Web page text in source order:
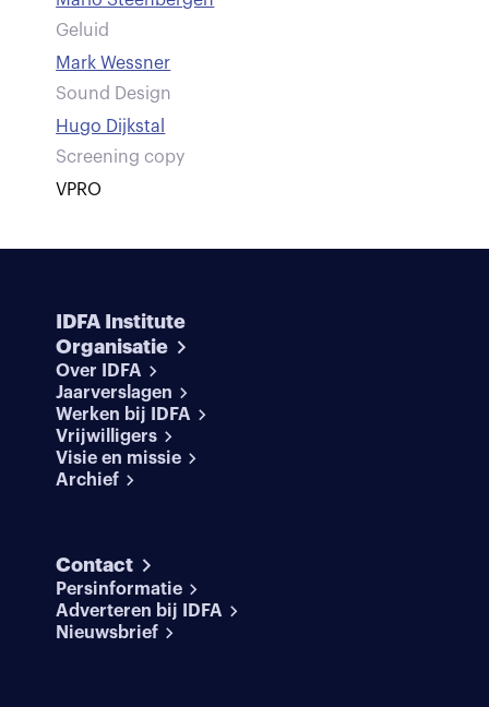
Geluid
Mark Wessner
Sound Design
Hugo Dijkstal
Screening copy
VPRO
IDFA Institute
Organisatie
Over IDFA
Jaarverslagen
Werken bij IDFA
Vrijwilligers
Visie en missie
Archief
Contact
Persinformatie
Adverteren bij IDFA
Nieuwsbrief